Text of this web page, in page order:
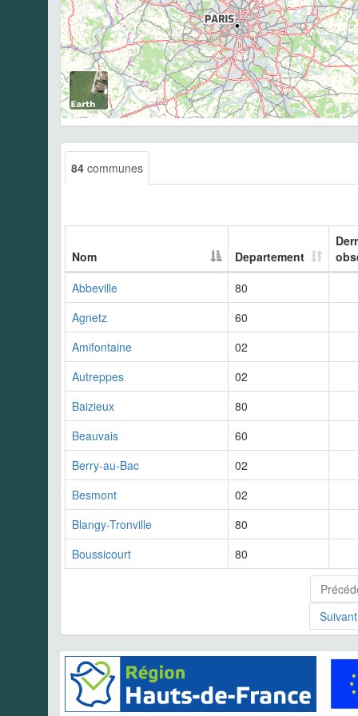
84 communes
Nom Departement
Abbeville
80
Agnetz
60
Amifontaine
02
Autreppes
02
Baizieux
80
Beauvais
60
Berry-au-Bac
02
Besmont
02
Blangy-Tronville
80
Boussicourt
80
Suivant